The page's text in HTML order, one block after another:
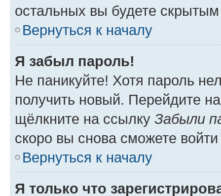
остальных вы будете
Вернуться к началу
Я забыл пароль!
Не паникуйте! Хотя пароль
получить новый. Перейдите
щёлкните на ссылку Забыли
скоро вы снова сможете
Вернуться к началу
Я только что